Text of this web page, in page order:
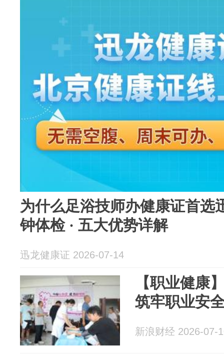
为什么足浴技师办健康证首选
钟体检 · 五大优势详解
迅龙健康证 2026-07-14
【职业健康
筑牢职业安
新浪财经 2026-07-